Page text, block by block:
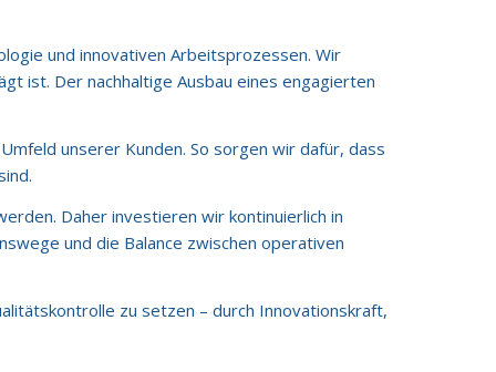
und innovativen Arbeitsprozessen. Wir
ist. Der nachhaltige Ausbau eines engagierten
unserer Kunden. So sorgen wir dafür, dass
Daher investieren wir kontinuierlich in
und die Balance zwischen operativen
zu setzen – durch Innovationskraft,